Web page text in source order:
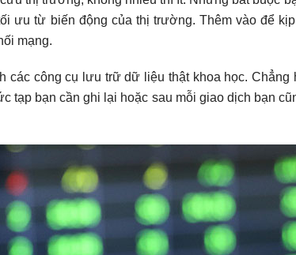
ưu từ biến động của thị trường. Thêm vào để
mạng.
các công cụ lưu trữ dữ liệu thật khoa học.
bạn cần ghi lại hoặc sau mỗi giao dịch bạn